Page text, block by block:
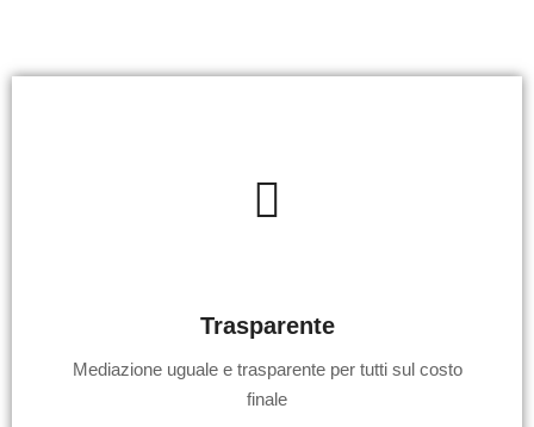
Trasparente
Mediazione uguale e trasparente per tutti sul costo
finale